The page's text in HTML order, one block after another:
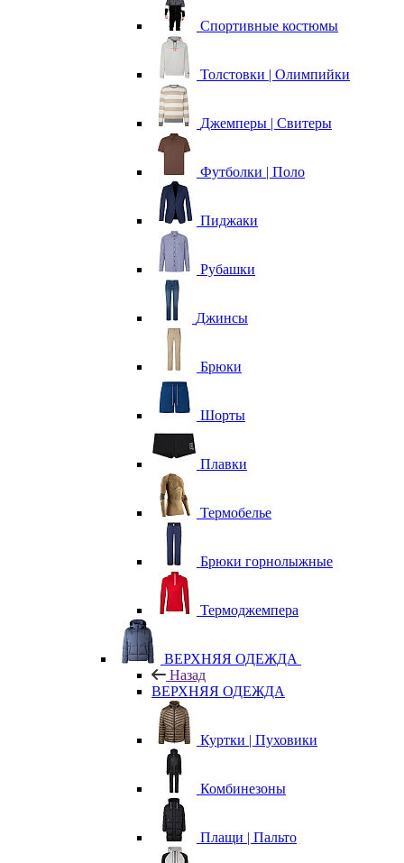
Спортивные костюмы
Толстовки | Олимпийки
Джемперы | Свитеры
Футболки | Поло
Пиджаки
Рубашки
Джинсы
Брюки
Шорты
Плавки
Термобелье
Брюки горнолыжные
Термоджемпера
ВЕРХНЯЯ ОДЕЖДА
Назад
ВЕРХНЯЯ ОДЕЖДА
Куртки | Пуховики
Комбинезоны
Плащи | Пальто